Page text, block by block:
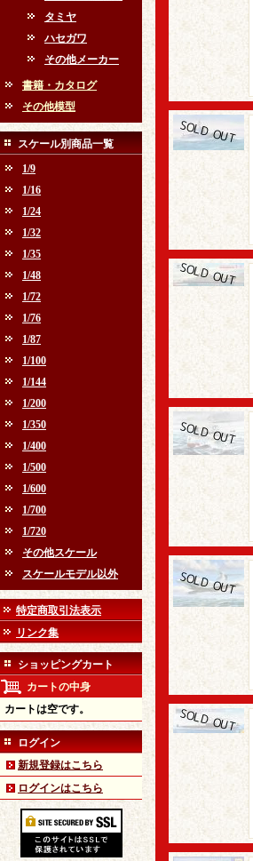
タミヤ
ハセガワ
その他メーカー
書籍・カタログ
その他模型
スケール別商品一覧
1/9
1/16
1/24
1/32
1/35
1/48
1/72
1/76
1/87
1/100
1/144
1/200
1/350
1/400
1/500
1/600
1/700
1/720
その他スケール
スケールモデル以外
特定商取引法表示
リンク集
ショッピングカート
カートの中身
カートは空です。
ログイン
新規登録はこちら
ログインはこちら